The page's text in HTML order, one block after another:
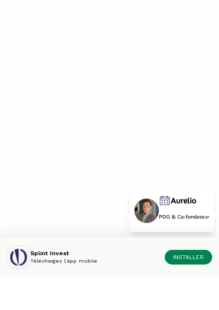
Aurelio
PDG & Co-fondateur
Splint Invest
Téléchargez l’app mobile
INSTALLER